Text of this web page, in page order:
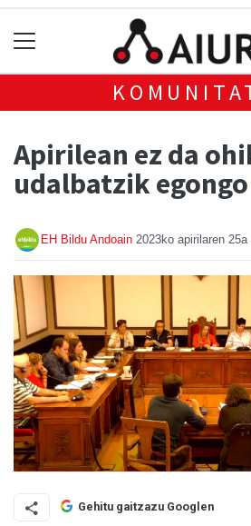
Apirilean ez da
udalbatzik
EH Bildu Andoain 2023ko apirilaren 25a
Gehitu gaitzazu Googlen